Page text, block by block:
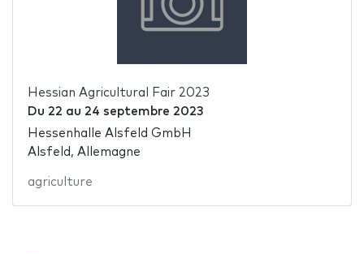
Hessian Agricultural Fair 2023
Du 22 au 24 septembre 2023
Hessenhalle Alsfeld GmbH
Alsfeld, Allemagne
agriculture